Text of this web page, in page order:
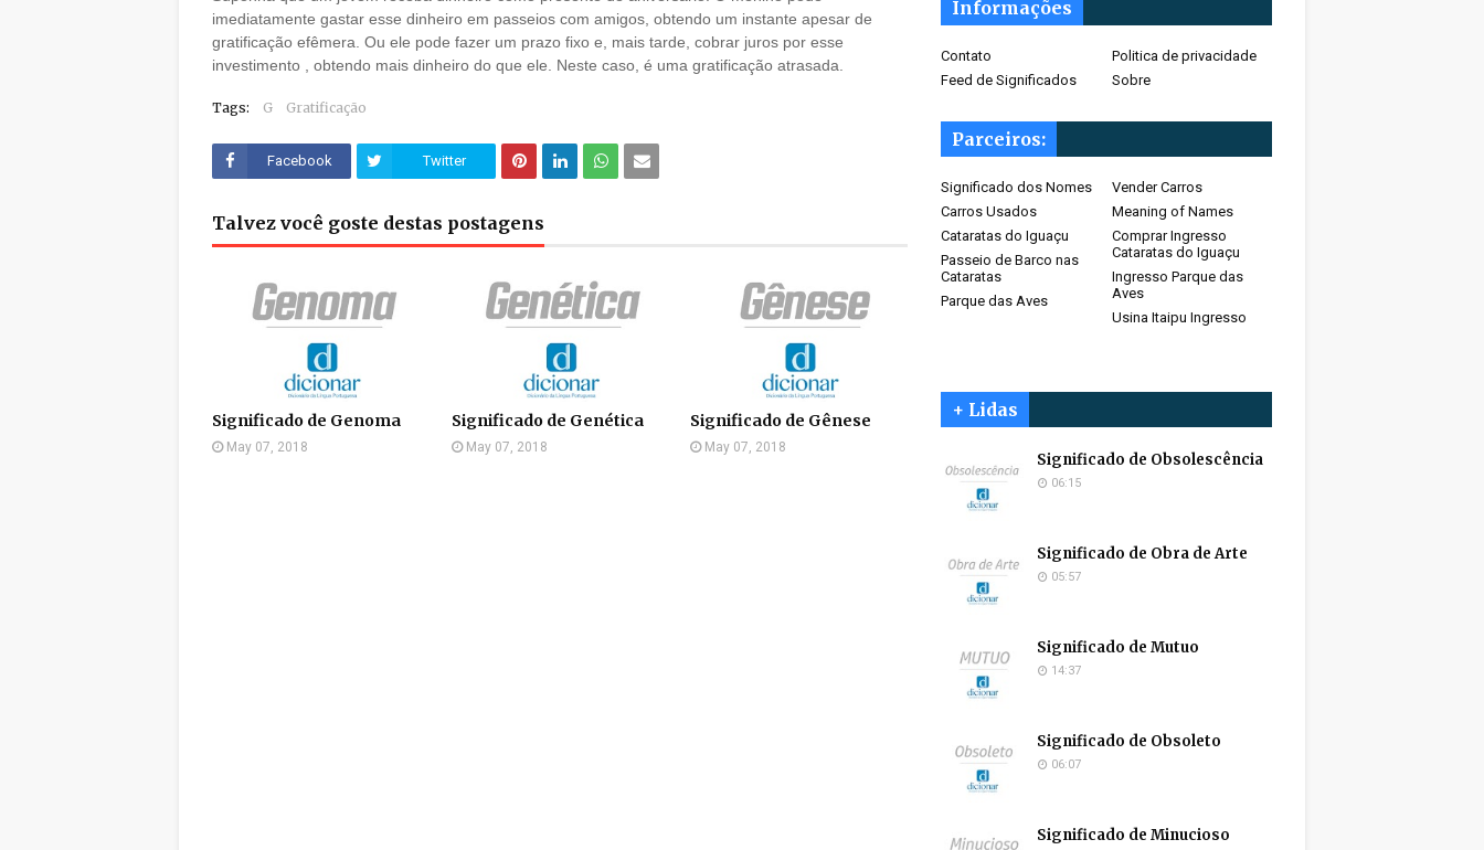
imediatamente gastar esse dinheiro em passeios com amigos, obtendo um instante apesar de
gratificação efêmera. Ou ele pode fazer um prazo fixo e, mais tarde, cobrar juros por esse
investimento , obtendo mais dinheiro do que ele. Neste caso, é uma gratificação atrasada.
Tags: G Gratificação
Facebook Twitter
Talvez você goste destas postagens
Significado de Genoma
May 07, 2018
Significado de Genética
May 07, 2018
Significado de Gênese
May 07, 2018
Informações
Contato
Politica de privacidade
Feed de Significados
Sobre
Parceiros:
Significado dos Nomes
Vender Carros
Carros Usados
Meaning of Names
Cataratas do Iguaçu
Comprar Ingresso
Cataratas do Iguaçu
Passeio de Barco nas
Cataratas
Ingresso Parque das
Aves
Parque das Aves
Usina Itaipu Ingresso
+ Lidas
Significado de Obsolescência
06:15
Significado de Obra de Arte
05:57
Significado de Mutuo
14:37
Significado de Obsoleto
06:07
Significado de Minucioso